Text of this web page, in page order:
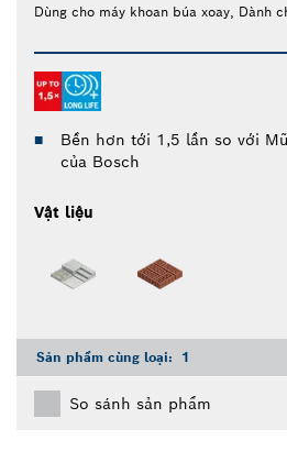
Dùng cho máy khoan búa xoay, Dành
Bền hơn tới 1,5 lần so với
của Bosch
Vật liệu
Sản phẩm cùng loại: 1
So sánh sản phẩm